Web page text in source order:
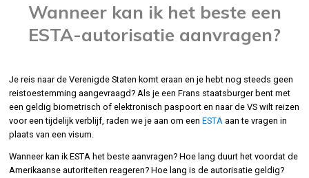
Wanneer kan ik het beste een
ESTA-autorisatie aanvragen?
Je reis naar de Verenigde Staten komt eraan en je hebt nog steeds geen
reistoestemming aangevraagd? Als je een Frans staatsburger bent met
een geldig biometrisch of elektronisch paspoort en naar de VS wilt reizen
voor een tijdelijk verblijf, raden we je aan om een ESTA aan te vragen in
plaats van een visum.
Wanneer kan ik ESTA het beste aanvragen? Hoe lang duurt het voordat de
Amerikaanse autoriteiten reageren? Hoe lang is de autorisatie geldig?